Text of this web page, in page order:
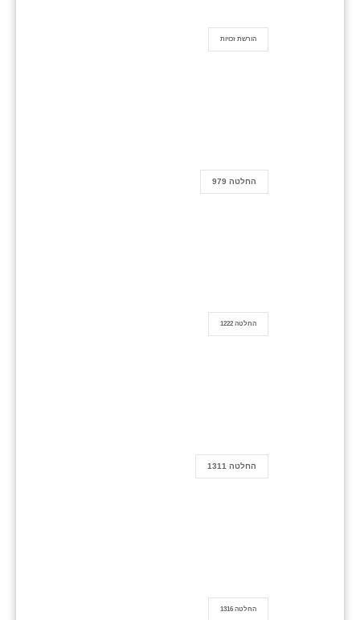
הורשת זכויות
החלטה 979
החלטה 1222
החלטה 1311
החלטה 1316